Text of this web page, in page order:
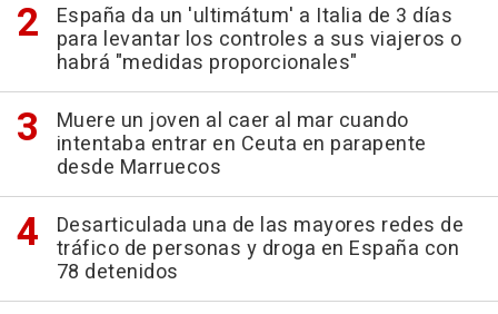
España da un 'ultimátum' a Italia de 3 días
para levantar los controles a sus viajeros o
habrá "medidas proporcionales"
Muere un joven al caer al mar cuando
intentaba entrar en Ceuta en parapente
desde Marruecos
Desarticulada una de las mayores redes de
tráfico de personas y droga en España con
78 detenidos